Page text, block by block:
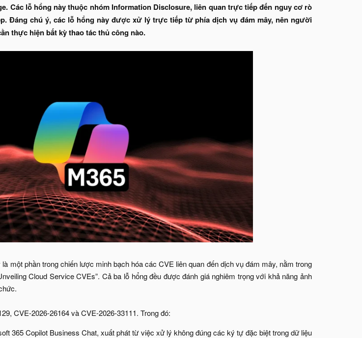
Các lỗ hổng này thuộc nhóm Information Disclosure, liên quan trực tiếp đến nguy cơ rò
Đáng chú ý, các lỗ hổng này được xử lý trực tiếp từ phía dịch vụ đám mây, nên người
thực hiện bất kỳ thao tác thủ công nào.
một phần trong chiến lược minh bạch hóa các CVE liên quan đến dịch vụ đám mây, nằm trong
Cloud Service CVEs”. Cả ba lỗ hổng đều được đánh giá nghiêm trọng với khả năng ảnh
CVE-2026-26164 và CVE-2026-33111. Trong đó:​
365 Copilot Business Chat, xuất phát từ việc xử lý không đúng các ký tự đặc biệt trong dữ liệu